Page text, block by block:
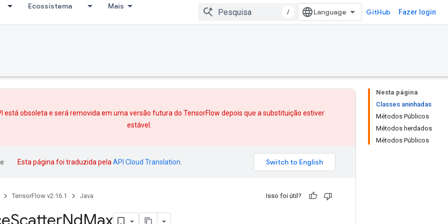
Ecossistema Mais
/ GitHub Fazer login
Nesta página
Classes aninhadas
Métodos Públicos
Métodos herdados
Métodos Públicos
está obsoleta e será removida em uma versão futura do TensorFlow depois que a substituição estiver
estável.
Esta página foi traduzida pela API Cloud Translation
TensorFlow v2.16.1 Java Isso foi útil?
ScatterNdMax